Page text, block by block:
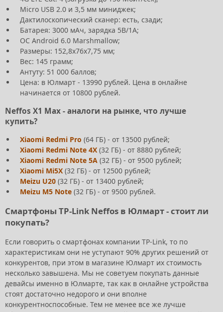
Micro USB 2.0 и 3,5 мм миниджек;
Дактилоскопический сканер: есть, сзади;
Батарея: 3000 мАч, зарядка 5В/1А;
ОС Android 6.0 Marshmallow;
Размеры: 152,8x76x7,75 мм;
Вес: 145 грамм;
Антуту: 51 000 баллов;
Цена: в Юлмарт - 13990 рублей. Цена в онлайне
начинается от 10800 рублей.
Neffos X1 Max - аналоги на рынке, что лучше
купить?
Xiaomi Redmi Pro (64 ГБ) - от 13500 рублей;
Xiaomi Redmi Note 4X (32 ГБ) - от 8880 рублей;
Xiaomi Redmi Note 5A (32 ГБ) - от 9500 рублей;
Xiaomi Mi5X (32 ГБ) - от 12500 рублей;
Meizu U20 (32 ГБ) - от 13400 рублей;
Meizu M5 Note (32 ГБ) - от 9500 рублей.
Смартфоны TP-Link Neffos в Юлмарт - стоит ли
покупать?
Если говорить о смартфонах компании TP-Link, то по
характеристикам они не уступают 90% других решений от
конкурентов, при этом в магазине Юлмарт их стоимость
несколько завышена. Мы не советуем покупать данные
девайсы именно в Юлмарте, так как в онлайне устройства
стоят достаточно недорого и они вполне
конкурентноспособные. Тем не менее все же лучше